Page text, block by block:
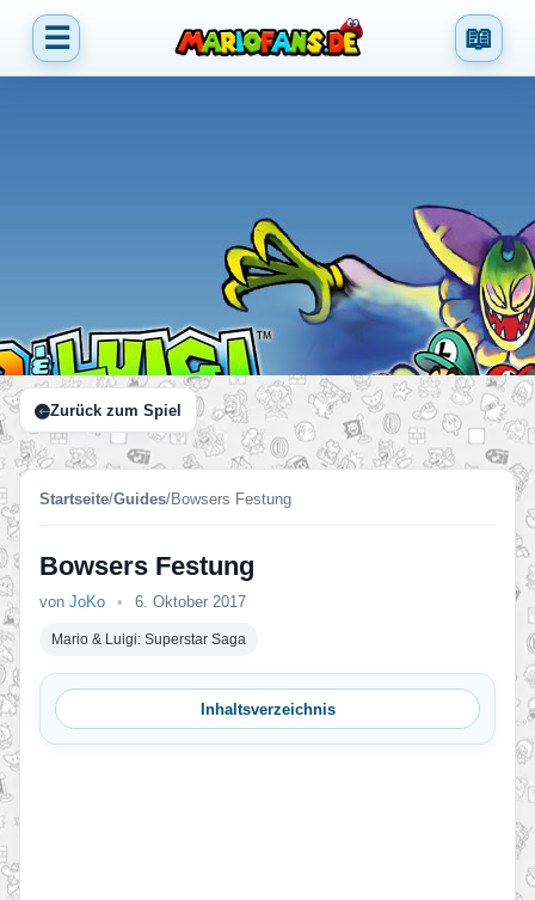
☰ 📖
Zurück zum Spiel
Startseite/Guides/Bowsers Festung
Bowsers Festung
von JoKo • 6. Oktober 2017
Mario & Luigi: Superstar Saga
Inhaltsverzeichnis